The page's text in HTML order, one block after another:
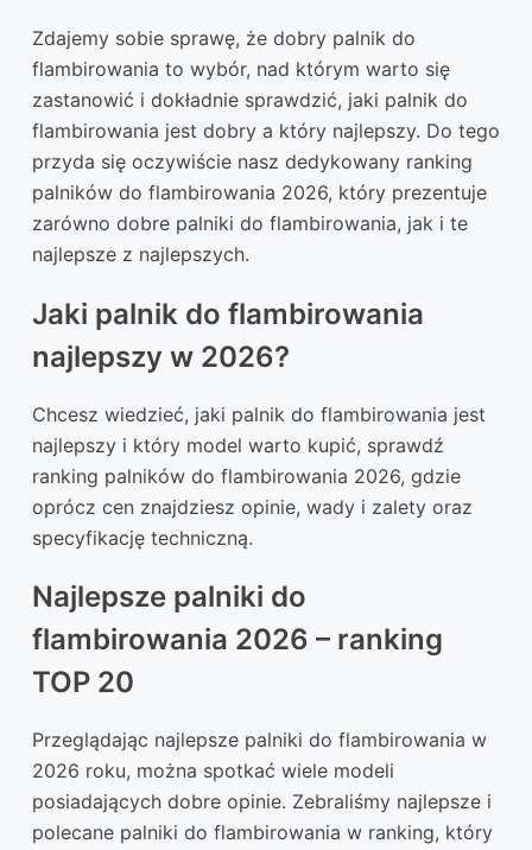
Zdajemy sobie sprawę, że dobry palnik do
flambirowania to wybór, nad którym warto się
zastanowić i dokładnie sprawdzić, jaki palnik do
flambirowania jest dobry a który najlepszy. Do tego
przyda się oczywiście nasz dedykowany ranking
palników do flambirowania 2026, który prezentuje
zarówno dobre palniki do flambirowania, jak i te
najlepsze z najlepszych.
Jaki palnik do flambirowania
najlepszy w 2026?
Chcesz wiedzieć, jaki palnik do flambirowania jest
najlepszy i który model warto kupić, sprawdź
ranking palników do flambirowania 2026, gdzie
oprócz cen znajdziesz opinie, wady i zalety oraz
specyfikację techniczną.
Najlepsze palniki do
flambirowania 2026 – ranking
TOP 20
Przeglądając najlepsze palniki do flambirowania w
2026 roku, można spotkać wiele modeli
posiadających dobre opinie. Zebraliśmy najlepsze i
polecane palniki do flambirowania w ranking, który